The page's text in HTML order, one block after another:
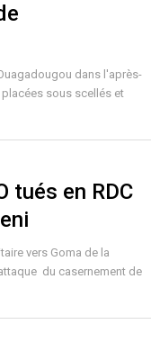
dans l'après-
sous scellés et
tués en RDC
vers Goma de la
du casernement de